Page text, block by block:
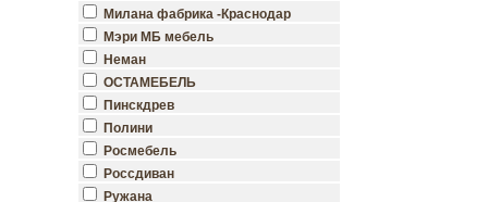
Милана фабрика -Краснодар
Мэри МБ мебель
Неман
ОСТАМЕБЕЛЬ
Пинскдрев
Полини
Росмебель
Россдиван
Ружана